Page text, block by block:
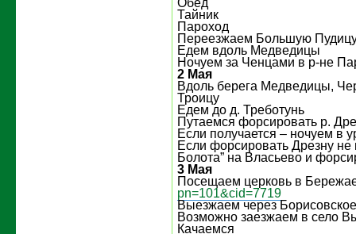
Обед
Тайник
Пароход
Переезжаем Большую
Едем вдоль Медведицы
Ночуем за Ченцами в р-не
2 Мая
Вдоль берега Медведицы,
Троицу
Едем до д. Треботунь
Путаемся форсировать р.
Если получается – ночуем в
Если форсировать Дрезну не
Болота” на Власьево и
3 Мая
Посещаем церковь в
pn=101&cid=7719
Выезжаем через Борисовское
Возможно заезжаем в село
Качаемся